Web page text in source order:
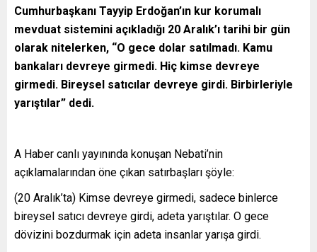
Cumhurbaşkanı Tayyip Erdoğan’ın kur korumalı
mevduat sistemini açıkladığı 20 Aralık’ı tarihi bir gün
olarak nitelerken, “O gece dolar satılmadı. Kamu
bankaları devreye girmedi. Hiç kimse devreye
girmedi. Bireysel satıcılar devreye girdi. Birbirleriyle
yarıştılar” dedi.
A Haber canlı yayınında konuşan Nebati’nin
açıklamalarından öne çıkan satırbaşları şöyle:
(20 Aralık’ta) Kimse devreye girmedi, sadece binlerce
bireysel satıcı devreye girdi, adeta yarıştılar. O gece
dövizini bozdurmak için adeta insanlar yarışa girdi.